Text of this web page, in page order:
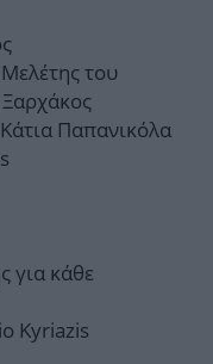
του
Παπανικόλα
για κάθε
Kyriazis